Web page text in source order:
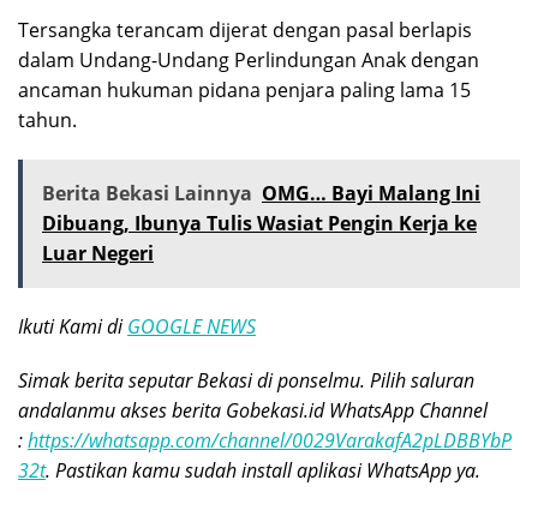
Tersangka terancam dijerat dengan pasal berlapis
dalam Undang-Undang Perlindungan Anak dengan
ancaman hukuman pidana penjara paling lama 15
tahun.
Berita Bekasi Lainnya OMG… Bayi Malang Ini
Dibuang, Ibunya Tulis Wasiat Pengin Kerja ke
Luar Negeri
Ikuti Kami diGOOGLE NEWS
Simak berita seputar Bekasi di ponselmu. Pilih saluran
andalanmu akses berita Gobekasi.id WhatsApp Channel
:https://whatsapp.com/channel/0029VarakafA2pLDBBYbP
32t. Pastikan kamu sudah install aplikasi WhatsApp ya.